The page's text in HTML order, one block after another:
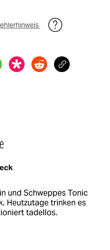
und Schweppes Tonic
Heutzutage trinken es
tadellos.